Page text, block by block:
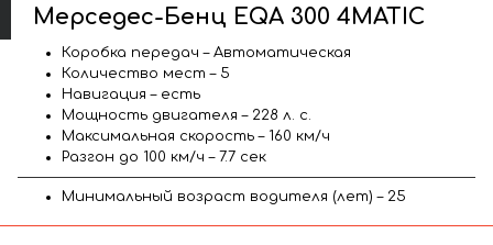
Мерседес-Бенц EQA 300 4MATIC
Коробка передач – Автоматическая
Количество мест – 5
Навигация – есть
Мощность двигателя – 228 л. с.
Максимальная скорость – 160 км/ч
Разгон до 100 км/ч – 7.7 сек
Минимальный возраст водителя (лет) – 25